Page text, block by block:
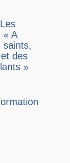
« A
saints,
des
»